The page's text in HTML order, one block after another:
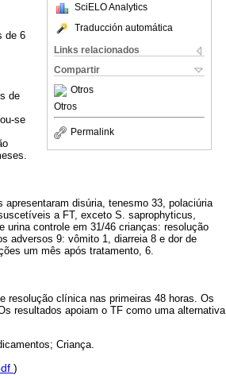
SciELO Analytics
Traducción automática
Links relacionados
Compartir
Otros
Otros
Permalink
de 6
de
se
disúria, tenesmo 33, polaciúria
a FT, exceto S. saprophyticus,
urina controle em 31/46 crianças: resolução
adversos 9: vômito 1, diarreia 8 e dor de
um mês após tratamento, 6.
resolução clínica nas primeiras 48 horas. Os
resultados apoiam o TF como uma alternativa
Criança.
)